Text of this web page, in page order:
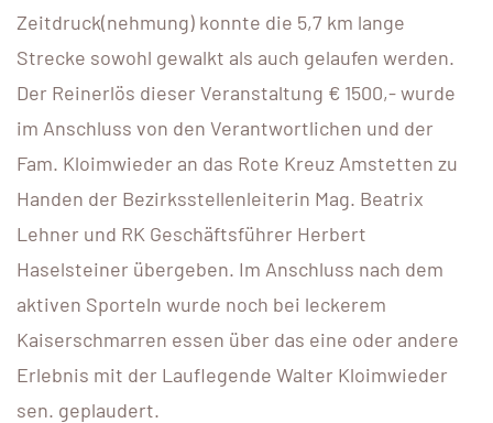
Zeitdruck(nehmung) konnte die 5,7 km lange
Strecke sowohl gewalkt als auch gelaufen werden.
Der Reinerlös dieser Veranstaltung € 1500,- wurde
im Anschluss von den Verantwortlichen und der
Fam. Kloimwieder an das Rote Kreuz Amstetten zu
Handen der Bezirksstellenleiterin Mag. Beatrix
Lehner und RK Geschäftsführer Herbert
Haselsteiner übergeben. Im Anschluss nach dem
aktiven Sporteln wurde noch bei leckerem
Kaiserschmarren essen über das eine oder andere
Erlebnis mit der Lauflegende Walter Kloimwieder
sen. geplaudert.